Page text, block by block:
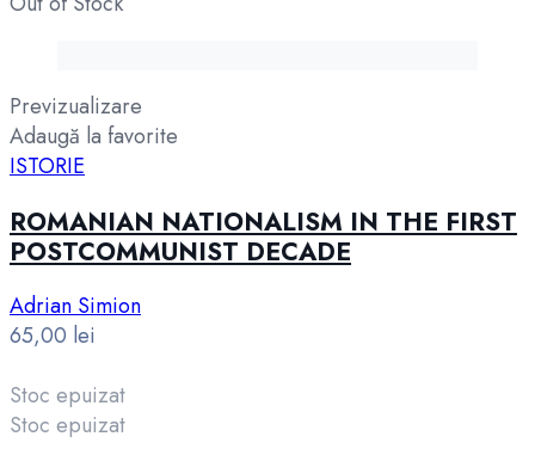
Previzualizare
Adaugă la favorite
ISTORIE
ROMANIAN NATIONALISM IN THE FIRST
POSTCOMMUNIST DECADE
Adrian Simion
65,00 lei
Stoc epuizat
Stoc epuizat